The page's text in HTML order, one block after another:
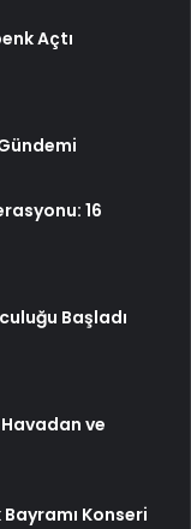
Açtı
16
Başladı
Havadan ve
Konseri